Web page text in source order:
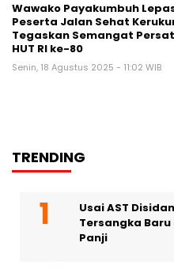
Wawako Payakumbuh
Peserta Jalan Sehat
Tegaskan Semangat
HUT RI ke-80
Senin, 18 Agustus 2025 - 11:02 WIB
TRENDING
Usai AST
Tersangka
Panji